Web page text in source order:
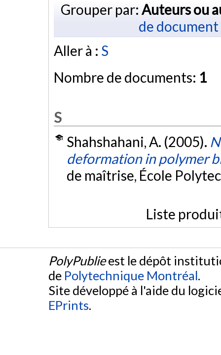
Grouper par: Auteurs ou
de document
Aller à : S
Nombre de documents: 1
S
Shahshahani, A. (2005).
deformation in polymer
de maîtrise, École
Liste
PolyPublieest le dépôt
de Polytechnique Montréal.
Site développé à l'aide du
EPrints.